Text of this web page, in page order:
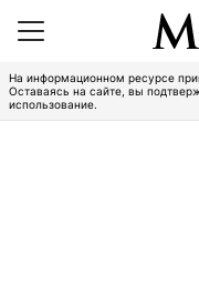
На информационном ресурсе
Оставаясь на сайте, вы
использование.